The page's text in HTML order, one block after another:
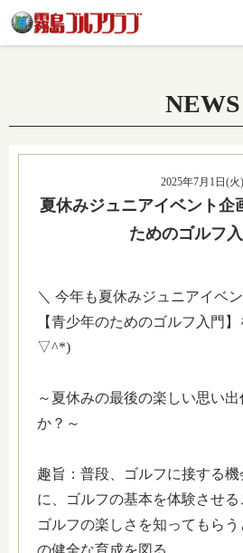
NEWS
2025年7月1日(火)
夏休みジュニアイベント企
ためのゴルフ入
＼ 今年も夏休みジュニアイベ
【青少年のためのゴルフ入門
▽^*)
～夏休みの最後の楽しい思い
か？～
趣旨：普段、ゴルフに接する
に、ゴルフの基本を体験させる
ゴルフの楽しさを知ってもら
の健全な育成を図る。